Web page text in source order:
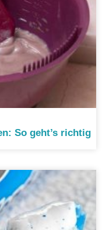
So geht’s richtig